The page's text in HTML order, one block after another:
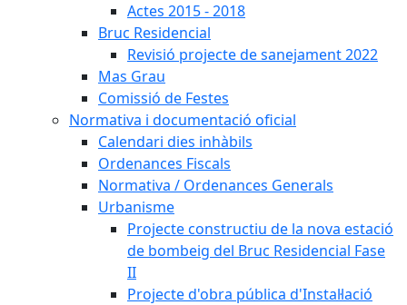
Actes 2015 - 2018
Bruc Residencial
Revisió projecte de sanejament 2022
Mas Grau
Comissió de Festes
Normativa i documentació oficial
Calendari dies inhàbils
Ordenances Fiscals
Normativa / Ordenances Generals
Urbanisme
Projecte constructiu de la nova estació
de bombeig del Bruc Residencial Fase
II
Projecte d'obra pública d'Instal·lació